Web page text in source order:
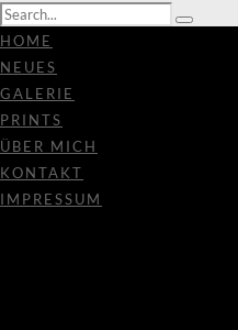
HOME
NEUES
GALERIE
PRINTS
ÜBER MICH
KONTAKT
IMPRESSUM